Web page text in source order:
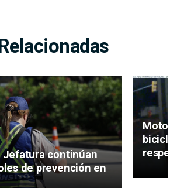
Jefatura continúan
de prevención en